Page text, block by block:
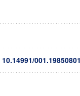
10.14991/